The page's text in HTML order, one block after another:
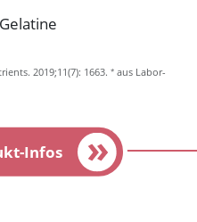
2019;11(7): 1663. * aus Labor-
Infos